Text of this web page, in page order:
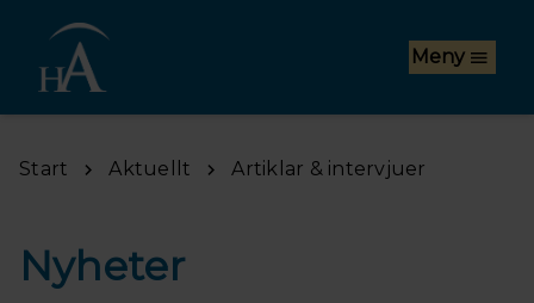
Meny
Start Aktuellt Artiklar & intervjuer
Nyheter